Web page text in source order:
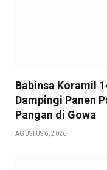
Babinsa Koramil
Dampingi Panen
Pangan di Gowa
AGUSTUS 6, 2026